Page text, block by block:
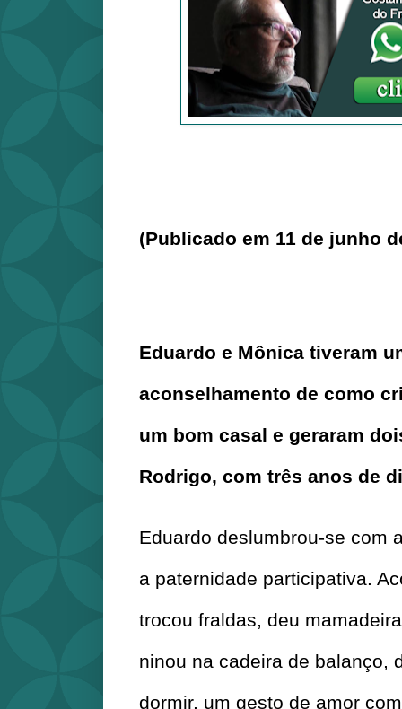
(Publicado em 11 de junho
Eduardo e Mônica tiveram
aconselhamento de como
um bom casal e geraram
Rodrigo, com três anos de
Eduardo deslumbrou-se com
a paternidade participativa.
trocou fraldas, deu
ninou na cadeira de balanço,
dormir, um gesto de amor